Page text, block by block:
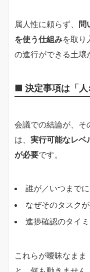
属人性に頼らず、 問
を使う仕組みを取り
の進行ができる土壌
■ 決定事項は「
会議での結論が、そ
は、 実行可能なレベ
が必要です。
誰が／いつまで
なぜそのタスク
進捗確認のタイ
これらが曖昧なまま